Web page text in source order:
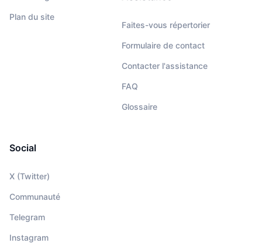
Plan du site
Faites-vous répertorier
Formulaire de contact
Contacter l'assistance
FAQ
Glossaire
Social
X (Twitter)
Communauté
Telegram
Instagram